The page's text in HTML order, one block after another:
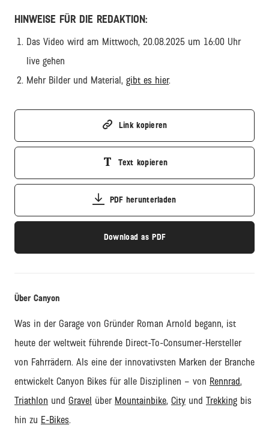
HINWEISE FÜR DIE REDAKTION:
Das Video wird am Mittwoch, 20.08.2025 um 16:00 Uhr
live gehen
Mehr Bilder und Material, gibt es hier.
Link kopieren
Text kopieren
PDF herunterladen
Download as PDF
Über Canyon
Was in der Garage von Gründer Roman Arnold begann, ist
heute der weltweit führende Direct-To-Consumer-Hersteller
von Fahrrädern. Als eine der innovativsten Marken der Branche
entwickelt Canyon Bikes für alle Disziplinen – von Rennrad,
Triathlon und Gravel über Mountainbike, City und Trekking bis
hin zu E-Bikes.